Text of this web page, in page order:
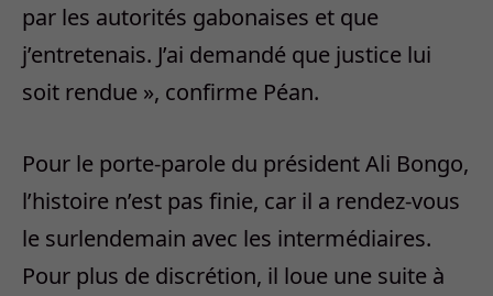
par les autorités gabonaises et que
j’entretenais. J’ai demandé que justice lui
soit rendue », confirme Péan.
Pour le porte-parole du président Ali Bongo,
l’histoire n’est pas finie, car il a rendez-vous
le surlendemain avec les intermédiaires.
Pour plus de discrétion, il loue une suite à